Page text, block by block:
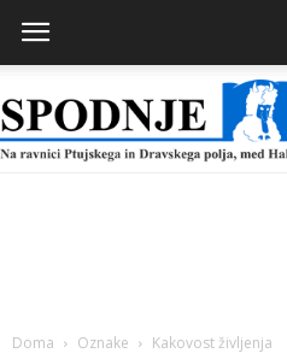
Doma Oznake Kakovost življenja